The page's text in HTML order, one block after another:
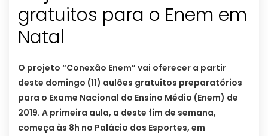
gratuitos para o Enem em
Natal
O projeto “Conexão Enem” vai oferecer a partir
deste domingo (11) aulões gratuitos preparatórios
para o Exame Nacional do Ensino Médio (Enem) de
2019. A primeira aula, a deste fim de semana,
começa às 8h no Palácio dos Esportes, em